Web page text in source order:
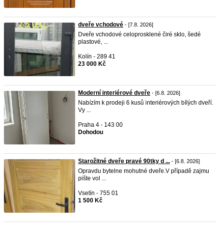
dveře vchodové - [7.8. 2026]
Dveře vchodové celoprosklené čiré sklo, šedé
plastové, ...
Kolín - 289 41
23 000 Kč
Moderní interiérové dveře - [6.8. 2026]
Nabízím k prodeji 6 kusů interiérových bílých dveří.
Vy ...
Praha 4 - 143 00
Dohodou
Starožitné dveře pravé 90tky d ... - [6.8. 2026]
Opravdu bytelne mohutné dveře.V případě zajmu
pište vol ...
Vsetín - 755 01
1 500 Kč